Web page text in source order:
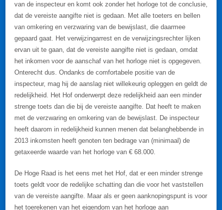
van de inspecteur en komt ook zonder het horloge tot de conclusie,
dat de vereiste aangifte niet is gedaan. Met alle toeters en bellen
van omkering en verzwaring van de bewijslast, die daarmee
gepaard gaat. Het verwijzingarrest en de verwijzingsrechter lijken
ervan uit te gaan, dat de vereiste aangifte niet is gedaan, omdat
het inkomen voor de aanschaf van het horloge niet is opgegeven.
Onterecht dus. Ondanks de comfortabele positie van de
inspecteur, mag hij de aanslag niet willekeurig opleggen en geldt de
redelijkheid. Het Hof onderwerpt deze redelijkheid aan een minder
strenge toets dan die bij de vereiste aangifte. Dat heeft te maken
met de verzwaring en omkering van de bewijslast. De inspecteur
heeft daarom in redelijkheid kunnen menen dat belanghebbende in
2013 inkomsten heeft genoten ten bedrage van (minimaal) de
getaxeerde waarde van het horloge van € 68.000.
De Hoge Raad is het eens met het Hof, dat er een minder strenge
toets geldt voor de redelijke schatting dan die voor het vaststellen
van de vereiste aangifte. Maar als er geen aanknopingspunt is voor
het toerekenen van het eigendom van het horloge aan